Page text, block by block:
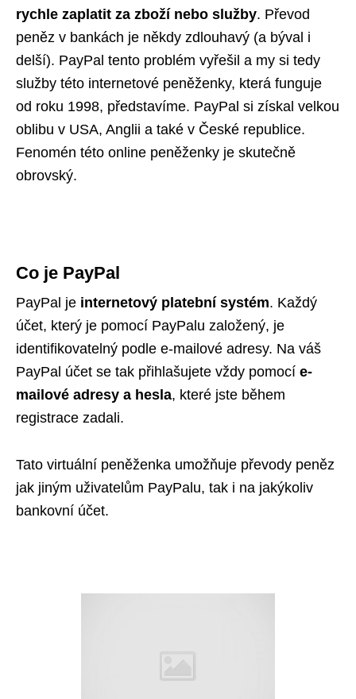
rychle zaplatit za zboží nebo služby. Převod
peněz v bankách je někdy zdlouhavý (a býval i
delší). PayPal tento problém vyřešil a my si tedy
služby této internetové peněženky, která funguje
od roku 1998, představíme. PayPal si získal velkou
oblibu v USA, Anglii a také v České republice.
Fenomén této online peněženky je skutečně
obrovský.
Co je PayPal
PayPal je internetový platební systém. Každý
účet, který je pomocí PayPalu založený, je
identifikovatelný podle e-mailové adresy. Na váš
PayPal účet se tak přihlašujete vždy pomocí e-
mailové adresy a hesla, které jste během
registrace zadali.
Tato virtuální peněženka umožňuje převody peněz
jak jiným uživatelům PayPalu, tak i na jakýkoliv
bankovní účet.